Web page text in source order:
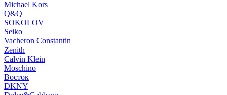
Michael Kors
Q&Q
SOKOLOV
Seiko
Vacheron Constantin
Zenith
Calvin Klein
Moschino
Восток
DKNY